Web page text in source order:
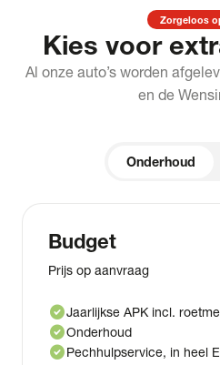
Zorgeloos
Kies voor
Al onze auto’s worden
en de
Onderhoud
Budget
Prijs op aanvraag
check_circleJaarlijkse APK incl.
check_circleOnderhoud
check_circlePechhulpservice, in heel